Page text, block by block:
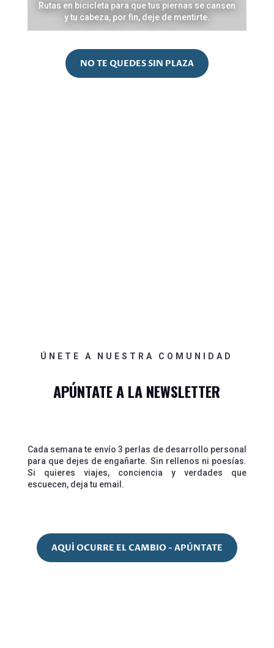
Rutas en bicicleta para que tus piernas se cansen
y tu cabeza, por fin, deje de mentirte.
NO TE QUEDES SIN PLAZA
ÚNETE A NUESTRA COMUNIDAD
APÚNTATE A LA NEWSLETTER
Cada semana te envío 3 perlas de desarrollo personal
para que dejes de engañarte. Sin rellenos ni poesías.
Si quieres viajes, conciencia y verdades que
escuecen, deja tu email.
AQUÍ OCURRE EL CAMBIO - APÚNTATE